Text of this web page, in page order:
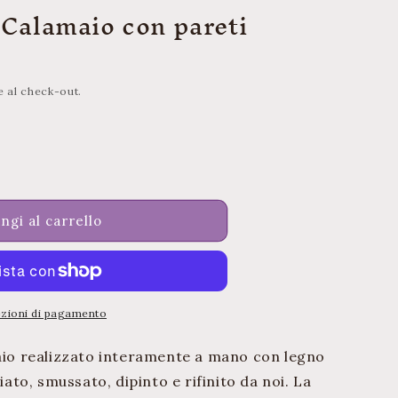
con pareti
al check-out.
al carrello
di pagamento
realizzato interamente a mano con legno
smussato, dipinto e rifinito da noi. La